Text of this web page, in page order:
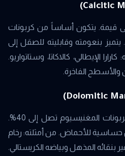
قيمة. يتكون أساساً من كربونات
بنسبة تتجاوز 95%. يتميز بنعومته وقابليته للصقل إلى
الإيطالي، كالاكاتا، وستاتواريو.
والأسطح الفاخرة.
يحتوي على نسبة عالية من كربونات المغنيسيوم تصل إلى 40%.
حساسية للأحماض. من أمثلته: رخام
بنقائه المذهل وبياضه الكريستالي.